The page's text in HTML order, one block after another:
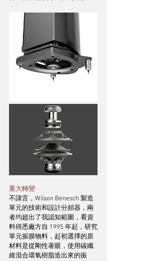
重大轉變
不諱言，Wilson Benesch 製造
單元的技術和設計分頻器，兩
者均超出了我認知範圍，看資
料得悉廠方自 1995 年起，研究
單元振膜物料，起初選擇的原
材料是從剛性著眼，使用碳纖
維混合環氧樹脂造出來的振